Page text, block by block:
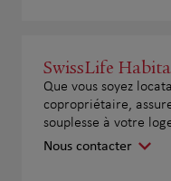
SwissLife
Que vous soyez
copropriétaire,
souplesse à votre
Nous contacter